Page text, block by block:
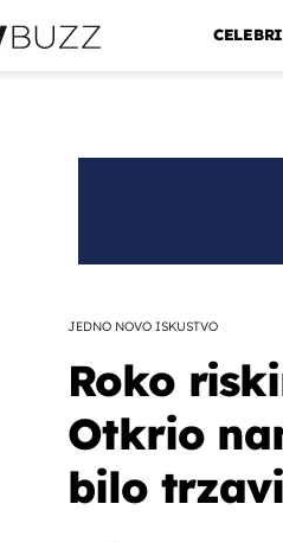
JEDNO NOVO ISKUSTVO
Roko
Otkrio
bilo